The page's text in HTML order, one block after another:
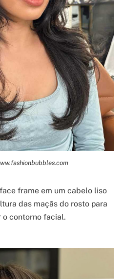
frame em um cabelo liso
das maçãs do rosto para
o contorno facial.